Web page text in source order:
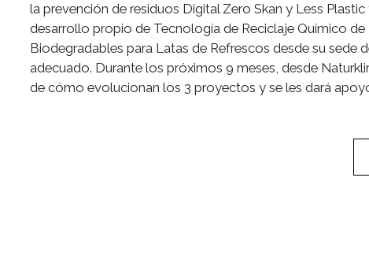
la prevención de residuos Digital Zero Skan y Less
desarrollo propio de Tecnología de Reciclaje Químico
Biodegradables para Latas de Refrescos desde su
adecuado. Durante los próximos 9 meses, desde
de cómo evolucionan los 3 proyectos y se les dará